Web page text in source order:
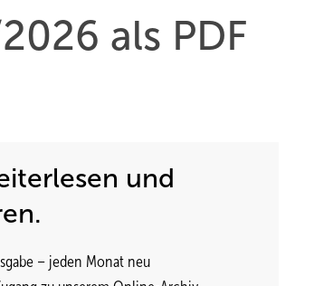
als PDF
und
– jeden Monat neu